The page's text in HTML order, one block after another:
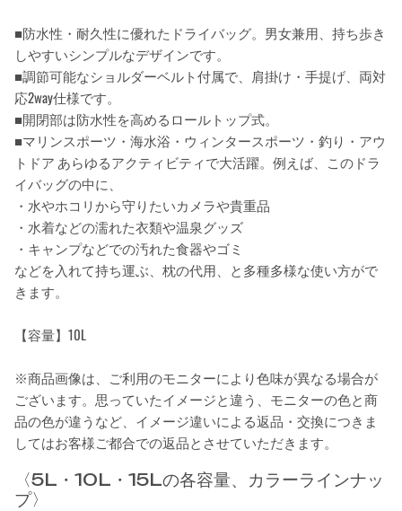
■防水性・耐久性に優れたドライバッグ。男女兼用、持ち歩き
しやすいシンプルなデザインです。
■調節可能なショルダーベルト付属で、肩掛け・手提げ、両対
応2way仕様です。
■開閉部は防水性を高めるロールトップ式。
■マリンスポーツ・海水浴・ウィンタースポーツ・釣り・アウ
トドア あらゆるアクティビティで大活躍。例えば、このドラ
イバッグの中に、
・水やホコリから守りたいカメラや貴重品
・水着などの濡れた衣類や温泉グッズ
・キャンプなどでの汚れた食器やゴミ
などを入れて持ち運ぶ、枕の代用、と多種多様な使い方がで
きます。
【容量】10L
※商品画像は、ご利用のモニターにより色味が異なる場合が
ございます。思っていたイメージと違う、モニターの色と商
品の色が違うなど、イメージ違いによる返品・交換につきま
してはお客様ご都合での返品とさせていただきます。
〈5L・10L・15Lの各容量、カラーラインナッ
プ〉